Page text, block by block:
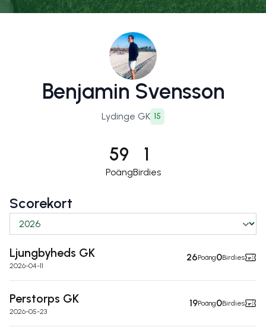
Benjamin Svensson
Lydinge GK 15
59
Poäng
1
Birdies
Scorekort
Ljungbyheds GK
2026-04-11
26Poäng0Birdies
Perstorps GK
2026-05-23
19Poäng0Birdies